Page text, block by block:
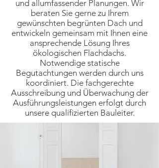
und allumfassender Planungen. Wir
beraten Sie gerne zu Ihrem
gewünschten begrünten Dach und
entwickeln gemeinsam mit Ihnen eine
ansprechende Lösung Ihres
ökologischen Flachdachs.
Notwendige statische
Begutachtungen werden durch uns
koordiniert. Die fachgerechte
Ausschreibung und Überwachung der
Ausführungsleistungen erfolgt durch
unsere qualifizierten Bauleiter.